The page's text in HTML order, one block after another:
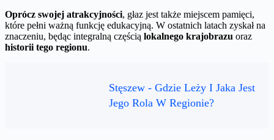
Oprócz swojej atrakcyjności, głaz jest także miejscem pamięci,
które pełni ważną funkcję edukacyjną. W ostatnich latach zyskał na
znaczeniu, będąc integralną częścią lokalnego krajobrazu oraz
historii tego regionu.
Stęszew - Gdzie Leży I Jaka Jest
Jego Rola W Regionie?